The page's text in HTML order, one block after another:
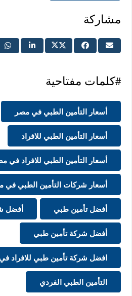
مشاركة
#كلمات مفتاحية
أسعار التأمين الطبي في مصر
أسعار التأمين الطبي للافراد
أسعار التأمين الطبي للافراد في
أسعار شركات التأمين الطبي في
أفضل تأمين طبي أفضل
أفضل شركة تأمين طبي
افضل شركة تأمين طبي للافراد
التأمين الطبي الفردي